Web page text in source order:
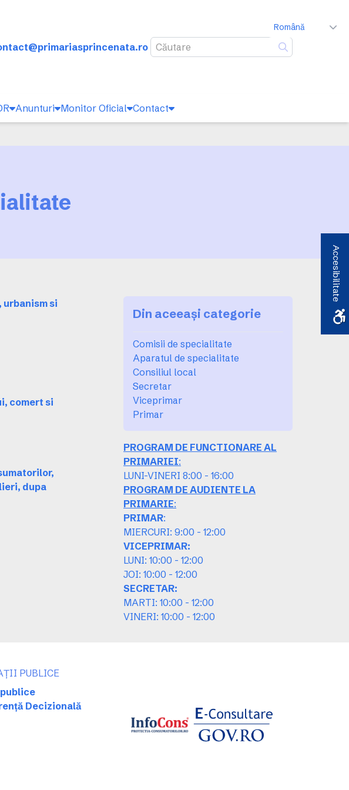
Caută
Română
Anunturi Monitor Oficial Contact
si
comert si
dupa
Din aceeași categorie
Comisii de specialitate
Aparatul de specialitate
Consiliul local
Secretar
Viceprimar
Primar
PROGRAM DE FUNCTIONARE AL
PRIMARIEI:
LUNI-VINERI 8:00 - 16:00
PROGRAM DE AUDIENTE LA
PRIMARIE:
PRIMAR:
MIERCURI: 9:00 - 12:00
VICEPRIMAR:
LUNI: 10:00 - 12:00
JOI: 10:00 - 12:00
SECRETAR:
MARTI: 10:00 - 12:00
VINERI: 10:00 - 12:00
PUBLICE
Decizională
Accesibilitate